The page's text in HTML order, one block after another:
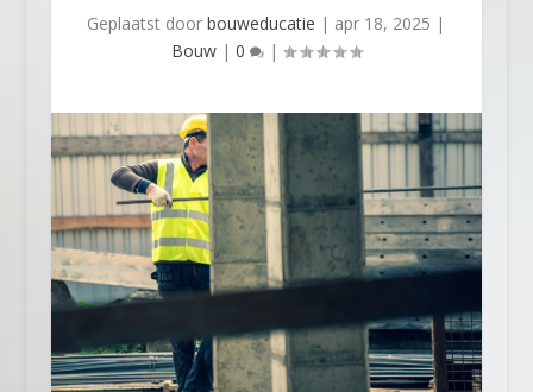
Geplaatst doorbouweducatie | apr 18, 2025 |
Bouw| 0 |